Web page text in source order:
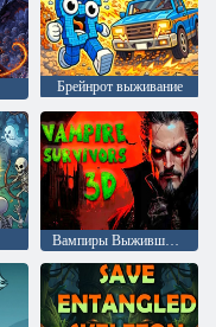
Брейнрот выживание
Вампиры Выжившие 3D